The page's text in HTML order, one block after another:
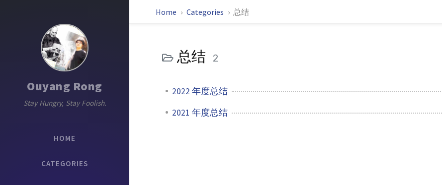
Ouyang Rong
Stay Hungry, Stay Foolish.
HOME
CATEGORIES
Home Categories 总结
总结 2
2022 年度总结
2021 年度总结